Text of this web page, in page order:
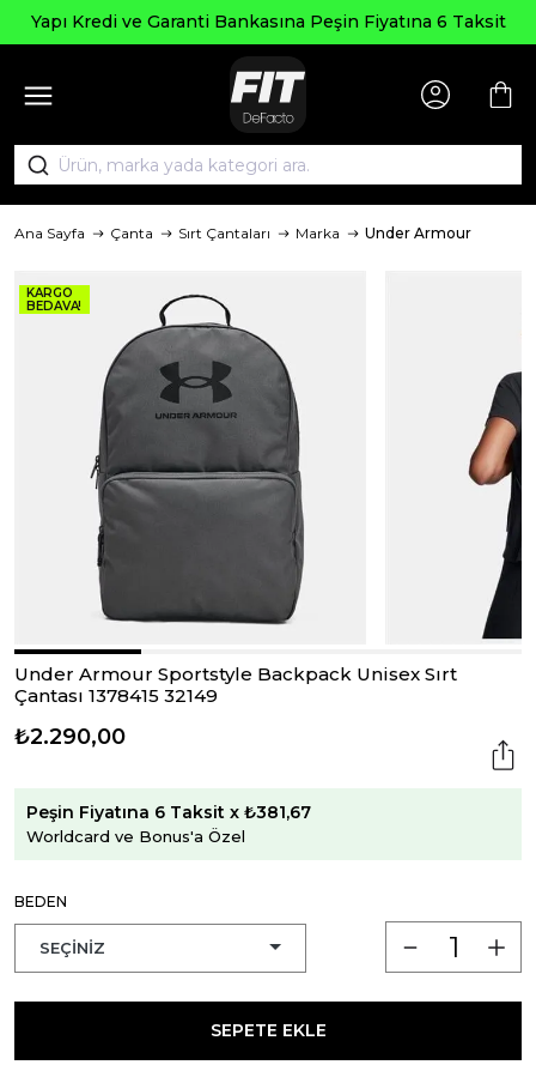
Yapı Kredi ve Garanti Bankasına Peşin Fiyatına 6 Taksit
Ana Sayfa Çanta Sırt Çantaları Marka Under Armour
KARGO
BEDAVA!
Under Armour Sportstyle Backpack Unisex Sırt
Çantası 1378415 32149
₺2.290,00
Peşin Fiyatına 6 Taksit x ₺381,67
Worldcard ve Bonus'a Özel
BEDEN
SEPETE EKLE